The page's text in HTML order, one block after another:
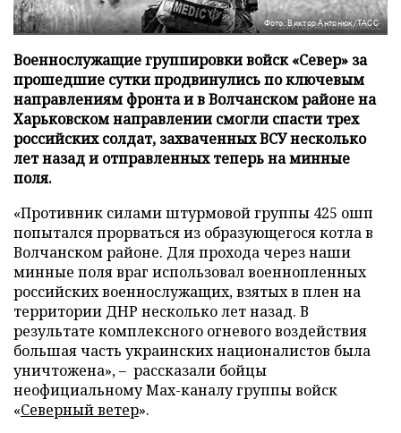
Фото: Виктор Антонюк/ТАСС
Военнослужащие группировки войск «Север» за
прошедшие сутки продвинулись по ключевым
направлениям фронта и в Волчанском районе на
Харьковском направлении смогли спасти трех
российских солдат, захваченных ВСУ несколько
лет назад и отправленных теперь на минные
поля.
«Противник силами штурмовой группы 425 ошп
попытался прорваться из образующегося котла в
Волчанском районе. Для прохода через наши
минные поля враг использовал военнопленных
российских военнослужащих, взятых в плен на
территории ДНР несколько лет назад. В
результате комплексного огневого воздействия
большая часть украинских националистов была
уничтожена», – рассказали бойцы
неофициальному Max-каналу группы войск
«Северный ветер».